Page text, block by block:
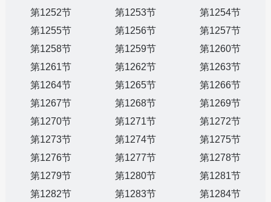
第1252节
第1253节
第1254节
第1255节
第1256节
第1257节
第1258节
第1259节
第1260节
第1261节
第1262节
第1263节
第1264节
第1265节
第1266节
第1267节
第1268节
第1269节
第1270节
第1271节
第1272节
第1273节
第1274节
第1275节
第1276节
第1277节
第1278节
第1279节
第1280节
第1281节
第1282节
第1283节
第1284节